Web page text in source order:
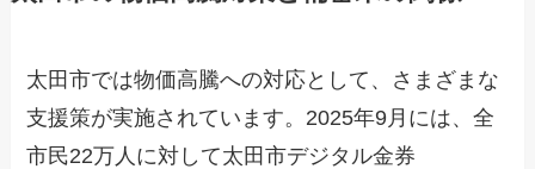
太田市では物価高騰への対応として、さまざまな
支援策が実施されています。2025年9月には、全
市民22万人に対して太田市デジタル金券